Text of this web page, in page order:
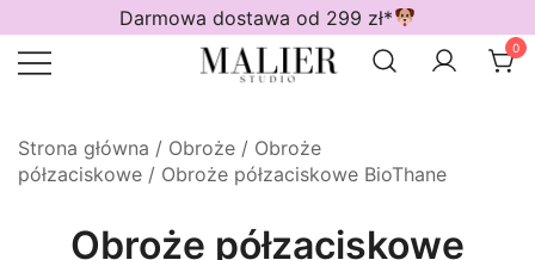
do
treści
Darmowa dostawa od 299 zł*
0
Strona główna / Obroże / Obroże
półzaciskowe / Obroże półzaciskowe BioThane
Obroże półzaciskowe